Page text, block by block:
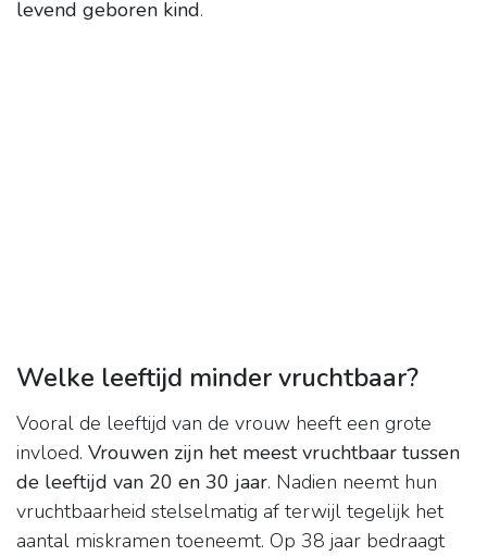
levend geboren kind.
Welke leeftijd minder vruchtbaar?
Vooral de leeftijd van de vrouw heeft een grote
invloed. Vrouwen zijn het meest vruchtbaar tussen
de leeftijd van 20 en 30 jaar. Nadien neemt hun
vruchtbaarheid stelselmatig af terwijl tegelijk het
aantal miskramen toeneemt. Op 38 jaar bedraagt